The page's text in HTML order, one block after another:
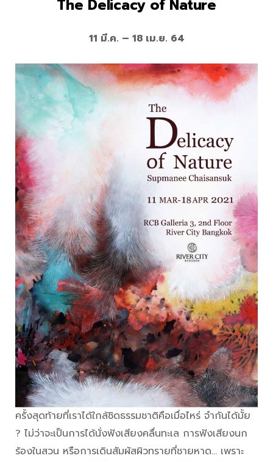
The Delicacy of Nature
11 มี.ค. – 18 เม.ย. 64
ครั้งสุดท้ายที่เราได้ใกล้ชิดธรรมชาติคือเมื่อไหร่ จำกันได้มั้ย
? ไม่ว่าจะเป็นการได้นั่งฟังเสียงคลื่นทะเล การฟังเสียงนก
ร้องในสวน หรือการเดินสัมผัสผิวทรายที่ชายหาด… เพราะ